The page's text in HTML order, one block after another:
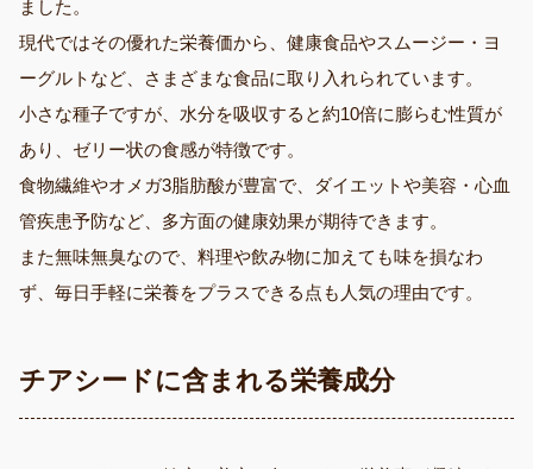
ました。
現代ではその優れた栄養価から、健康食品やスムージー・ヨ
ーグルトなど、さまざまな食品に取り入れられています。
小さな種子ですが、水分を吸収すると約10倍に膨らむ性質が
あり、ゼリー状の食感が特徴です。
食物繊維やオメガ3脂肪酸が豊富で、ダイエットや美容・心血
管疾患予防など、多方面の健康効果が期待できます。
また無味無臭なので、料理や飲み物に加えても味を損なわ
ず、毎日手軽に栄養をプラスできる点も人気の理由です。
チアシードに含まれる栄養成分